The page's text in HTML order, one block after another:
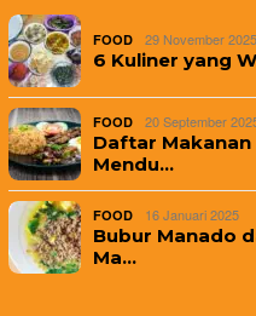
FOOD 29 November 2025
6 Kuliner yang
FOOD 20 September
Daftar Makanan
Mendu…
FOOD 16 Januari 2025
Bubur Manado
Ma…